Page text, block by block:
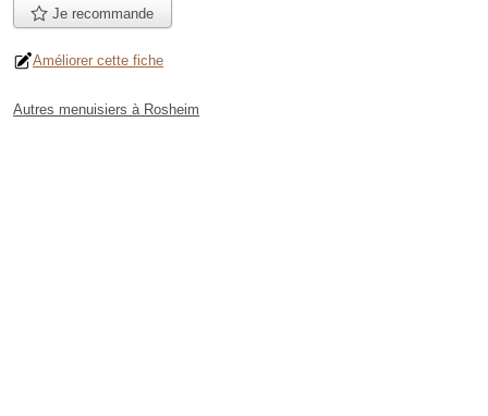
Je recommande
Améliorer cette fiche
Autres menuisiers à Rosheim